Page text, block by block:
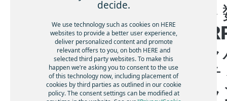
サービスレスポンス時間
サービスクレジット
サービスレポート
HEREインシデント管理プロセス
decide.
We use technology such as cookies on HERE
websites to provide a better user experience,
deliver personalized content and promote
relevant offers to you, on both HERE and
selected third party websites. To make this
happen we’re asking you to consent to the use
of this technology now, including placement of
cookies by third parties as outlined in our cookie
policy. The consent settings can be modified at